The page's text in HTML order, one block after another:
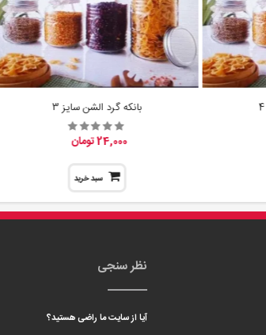
بانکه گرد الشن سایز 3
24,000 تومان
سبد خرید
نظر سنجی
آیا از سایت ما راضی هستید؟